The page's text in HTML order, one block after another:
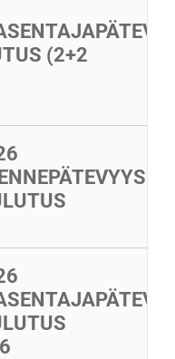
(2+2